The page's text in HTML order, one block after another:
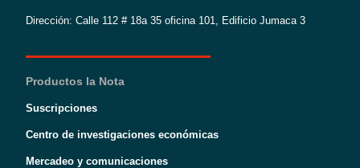
Dirección: Calle 112 # 18a 35 oficina 101, Edificio Jumaca 3
Productos la Nota
Suscripciones
Centro de investigaciones económicas
Mercadeo y comunicaciones